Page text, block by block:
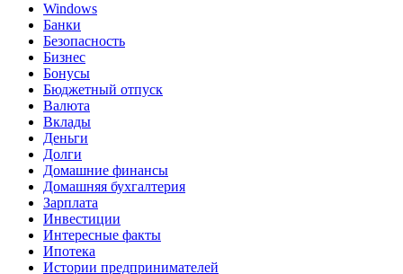
Windows
Банки
Безопасность
Бизнес
Бонусы
Бюджетный отпуск
Валюта
Вклады
Деньги
Долги
Домашние финансы
Домашняя бухгалтерия
Зарплата
Инвестиции
Интересные факты
Ипотека
Истории предпринимателей